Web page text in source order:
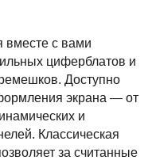
вместе с вами
циферблатов и
Доступно
экрана — от
и
Классическая
за считанные